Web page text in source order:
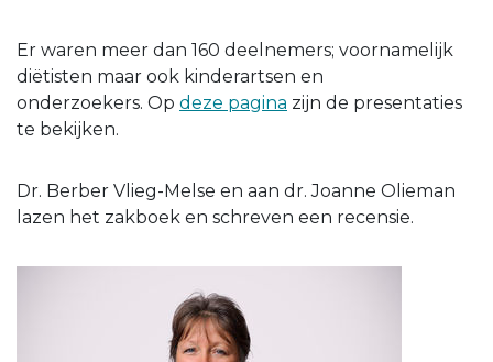
Er waren meer dan 160 deelnemers; voornamelijk
diëtisten maar ook kinderartsen en
onderzoekers. Op deze pagina zijn de presentaties
te bekijken.
Dr. Berber Vlieg-Melse en aan dr. Joanne Olieman
lazen het zakboek en schreven een recensie.